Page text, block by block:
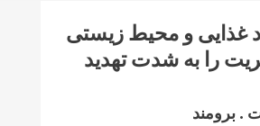
غذایی و محیط زیستی
را به شدت تهدید
. برومند